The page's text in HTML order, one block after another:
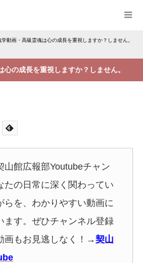
学動画・高級霊魂は心の成長を重視しますか？しません。
心の成長を重視しますか？しません。
山館広報部Youtubeチャン
たの日常に深く関わってい
らを、わかりやすい動画に
ます。ぜひチャンネル登録
画もお見逃しなく！ →契山